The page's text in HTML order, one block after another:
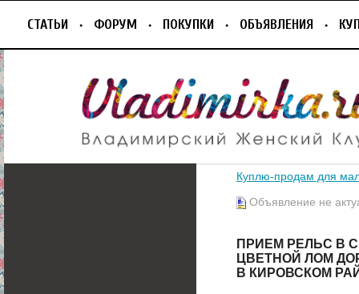
СТАТЬИ ФОРУМ ПОКУПКИ ОБЪЯВЛЕНИЯ
Куплю-продам для
Объявление не
ПРИЕМ РЕЛЬС В
ЦВЕТНОЙ ЛОМ
В КИРОВСКОМ